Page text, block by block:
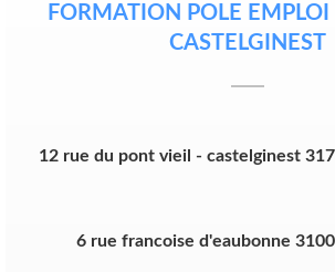
FORMATION POLE EMPLOI
CASTELGINEST
12 rue du pont vieil - castelginest
6 rue francoise d'eaubonne